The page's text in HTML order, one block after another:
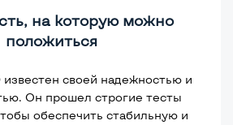
на которую можно
положиться
своей надежностью и
Он прошел строгие тесты
обеспечить стабильную и